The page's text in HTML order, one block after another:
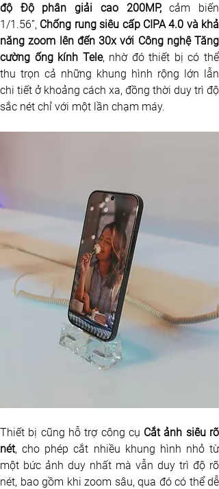
độ Độ phân giải cao 200MP, cảm biến
1/1.56”, Chống rung siêu cấp CIPA 4.0 và khả
năng zoom lên đến 30x với Công nghệ Tăng
cường ống kính Tele, nhờ đó thiết bị có thể
thu trọn cả những khung hình rộng lớn lẫn
chi tiết ở khoảng cách xa, đồng thời duy trì độ
sắc nét chỉ với một lần chạm máy.
Thiết bị cũng hỗ trợ công cụ Cắt ảnh siêu rõ
nét, cho phép cắt nhiều khung hình nhỏ từ
một bức ảnh duy nhất mà vẫn duy trì độ rõ
nét, bao gồm khi zoom sâu, qua đó có thể dễ